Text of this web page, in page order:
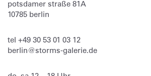
potsdamer straße 81A
10785 berlin
tel +49 30 53 01 03 12
berlin@storms-galerie.de